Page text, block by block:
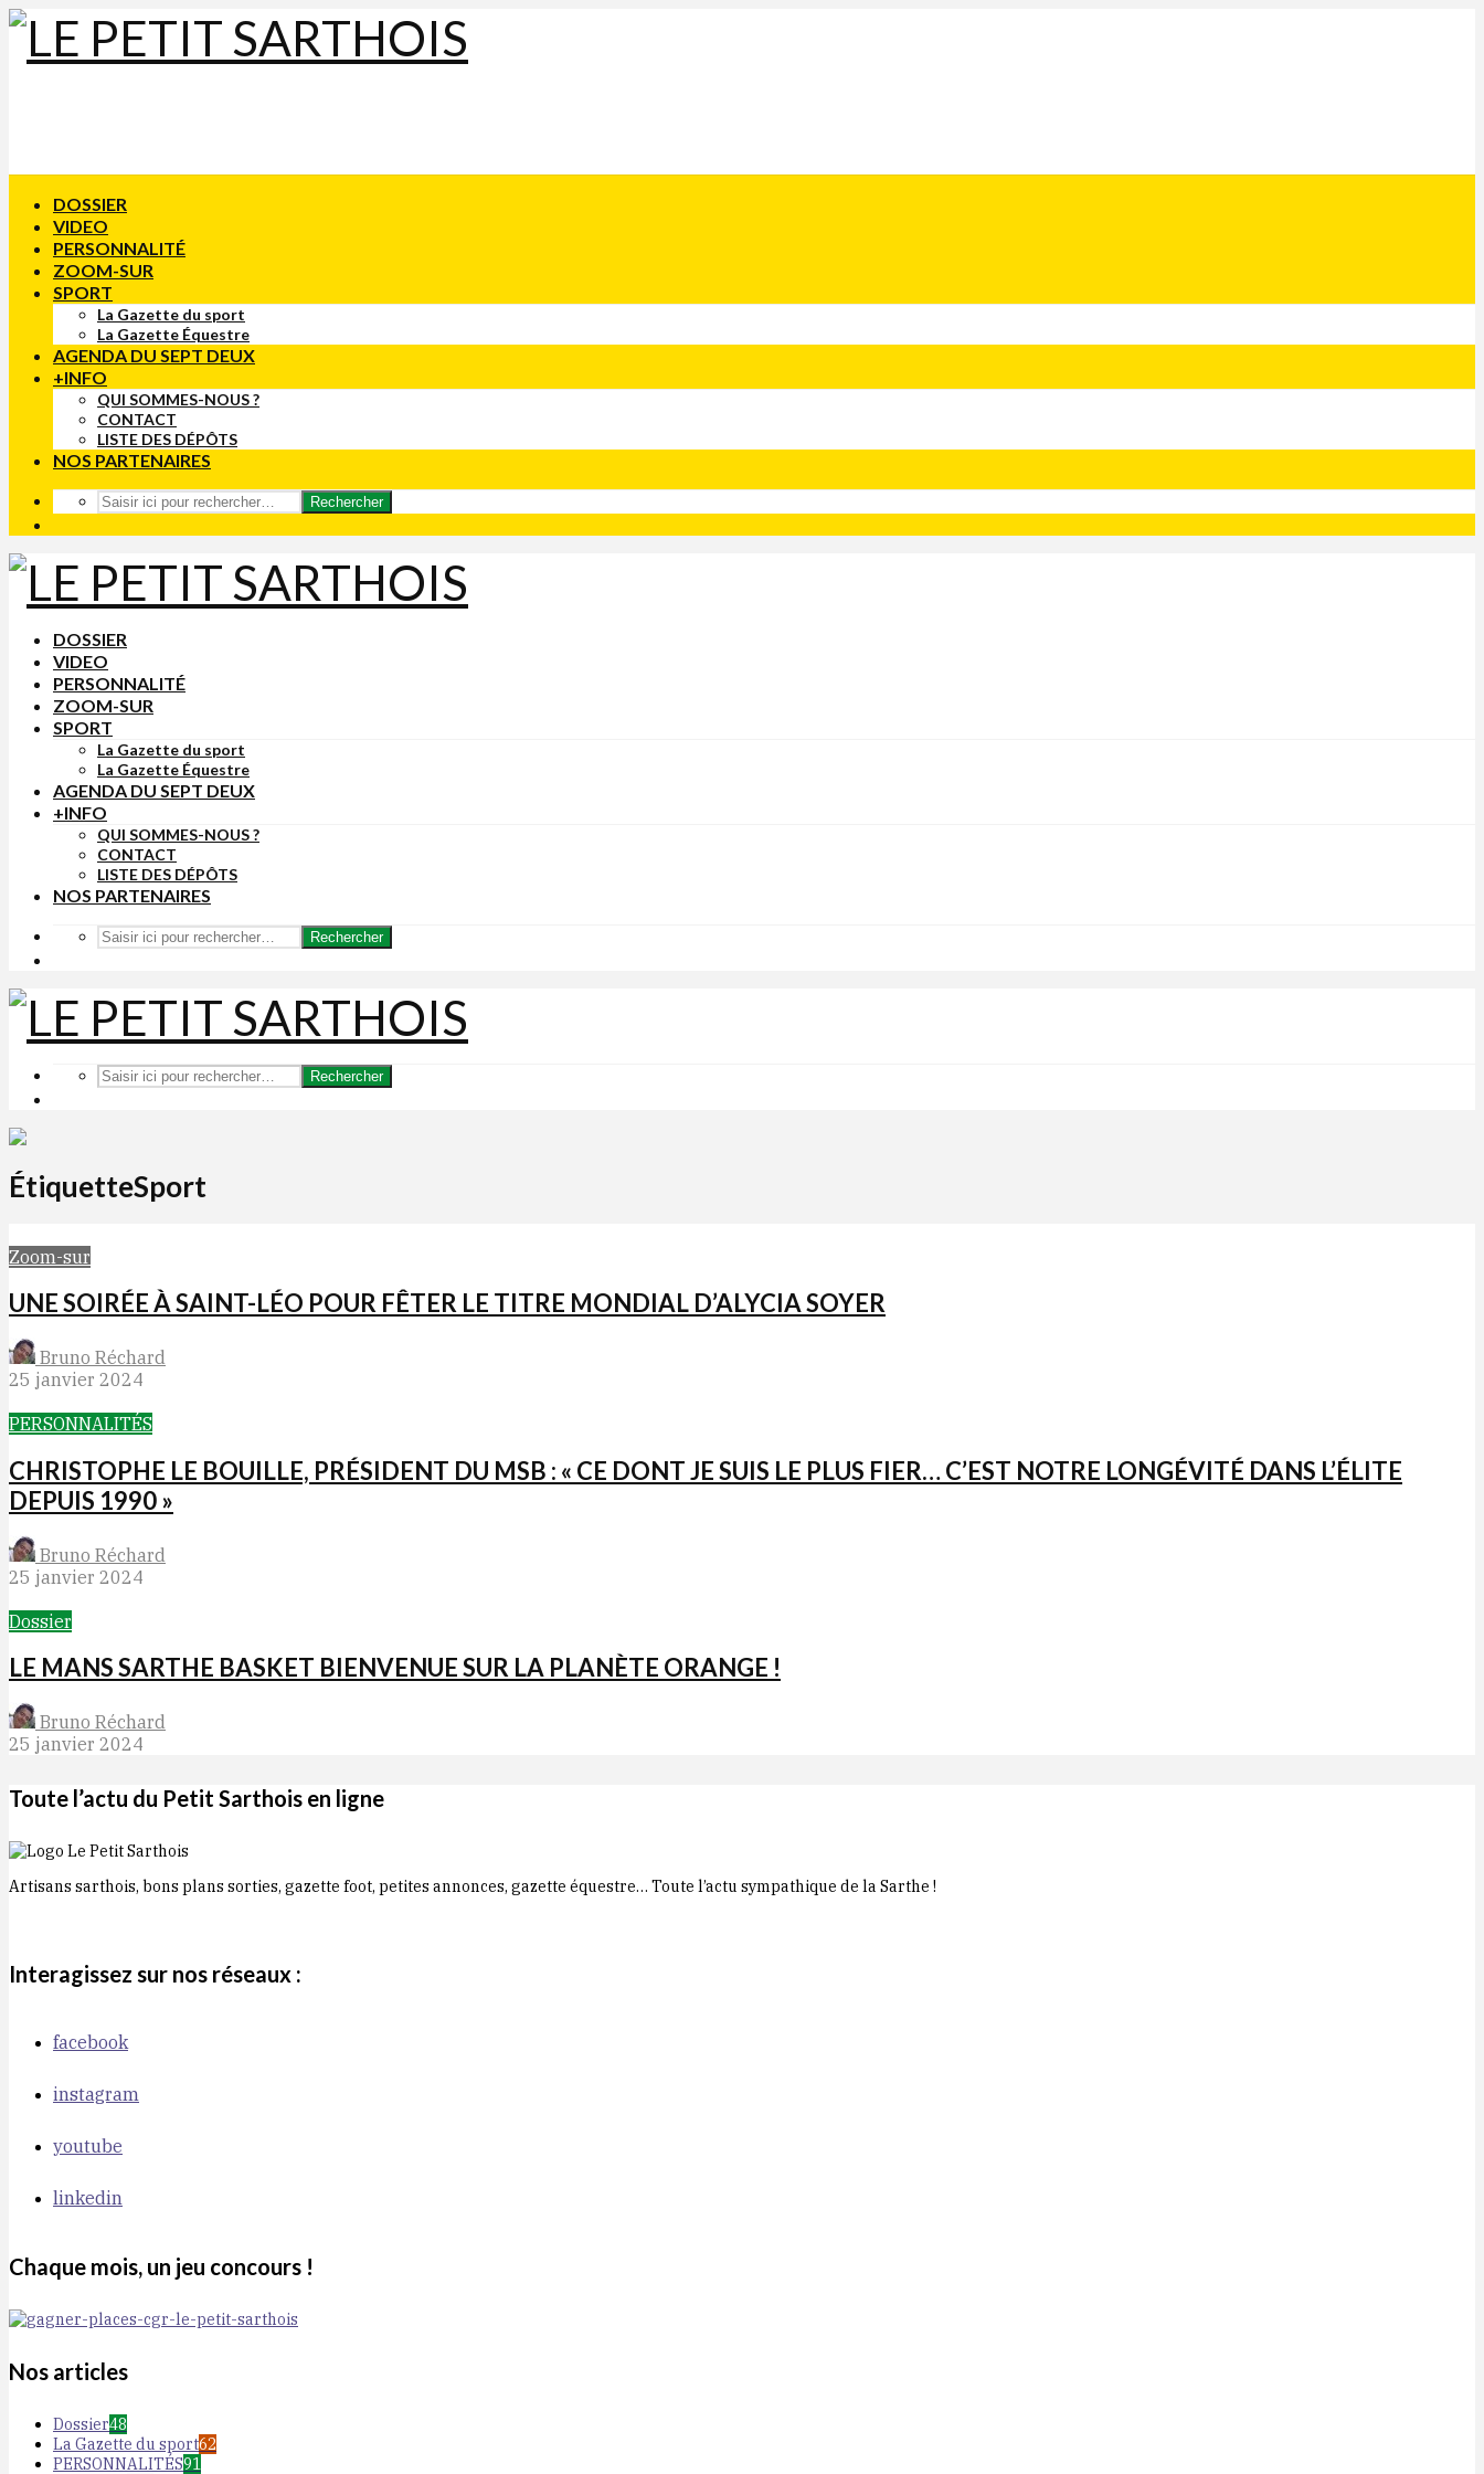
DOSSIER
VIDEO
PERSONNALITÉ
ZOOM-SUR
SPORT
La Gazette du sport
La Gazette Équestre
AGENDA DU SEPT DEUX
+INFO
QUI SOMMES-NOUS ?
CONTACT
LISTE DES DÉPÔTS
NOS PARTENAIRES
Rechercher
DOSSIER
VIDEO
PERSONNALITÉ
ZOOM-SUR
SPORT
La Gazette du sport
La Gazette Équestre
AGENDA DU SEPT DEUX
+INFO
QUI SOMMES-NOUS ?
CONTACT
LISTE DES DÉPÔTS
NOS PARTENAIRES
Rechercher
Rechercher
ÉtiquetteSport
Zoom-sur
UNE SOIRÉE À SAINT-LÉO POUR FÊTER LE TITRE MONDIAL D’ALYCIA SOYER
Bruno Réchard
25 janvier 2024
PERSONNALITÉS
CHRISTOPHE LE BOUILLE, PRÉSIDENT DU MSB : « CE DONT JE SUIS LE PLUS FIER… C’EST NOTRE LONGÉVITÉ DANS L’ÉLITE
DEPUIS 1990 »
Bruno Réchard
25 janvier 2024
Dossier
LE MANS SARTHE BASKET BIENVENUE SUR LA PLANÈTE ORANGE !
Bruno Réchard
25 janvier 2024
Toute l’actu du Petit Sarthois en ligne
Artisans sarthois, bons plans sorties, gazette foot, petites annonces, gazette équestre… Toute l’actu sympathique de la Sarthe !
Interagissez sur nos réseaux :
facebook
instagram
youtube
linkedin
Chaque mois, un jeu concours !
Nos articles
Dossier48
La Gazette du sport62
PERSONNALITÉS91